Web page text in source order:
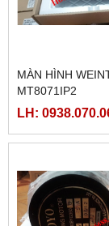
MÀN HÌNH
MT8071IP2
LH: